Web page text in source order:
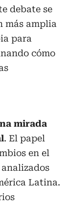
debate se
más amplia
para
cómo
mirada
. El papel
en el
Latina.